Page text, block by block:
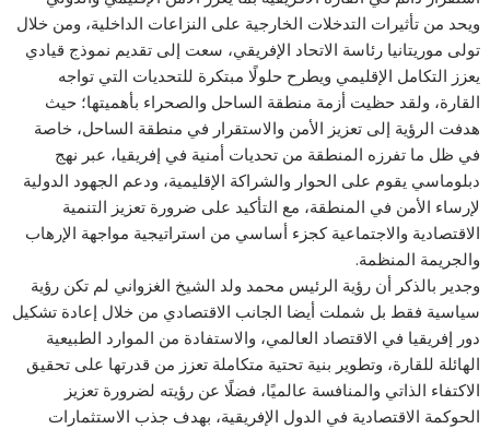
ويحد من تأثيرات التدخلات الخارجية على النزاعات الداخلية، ومن خلال
تولى موريتانيا رئاسة الاتحاد الإفريقي، سعت إلى تقديم نموذج قيادي
يعزز التكامل الإقليمي ويطرح حلولًا مبتكرة للتحديات التي تواجه
القارة، ولقد حظيت أزمة منطقة الساحل والصحراء بأهميتها؛ حيث
هدفت الرؤية إلى تعزيز الأمن والاستقرار في منطقة الساحل، خاصة
في ظل ما تفرزه المنطقة من تحديات أمنية في إفريقيا، عبر نهج
دبلوماسي يقوم على الحوار والشراكة الإقليمية، ودعم الجهود الدولية
لإرساء الأمن في المنطقة، مع التأكيد على ضرورة تعزيز التنمية
الاقتصادية والاجتماعية كجزء أساسي من استراتيجية مواجهة الإرهاب
والجريمة المنظمة.
وجدير بالذكر أن رؤية الرئيس محمد ولد الشيخ الغزواني لم تكن رؤية
سياسية فقط بل شملت أيضا الجانب الاقتصادي من خلال إعادة تشكيل
دور إفريقيا في الاقتصاد العالمي، والاستفادة من الموارد الطبيعية
الهائلة للقارة، وتطوير بنية تحتية متكاملة تعزز من قدرتها على تحقيق
الاكتفاء الذاتي والمنافسة عالميًا، فضلًا عن رؤيته لضرورة تعزيز
الحوكمة الاقتصادية في الدول الإفريقية، بهدف جذب الاستثمارات